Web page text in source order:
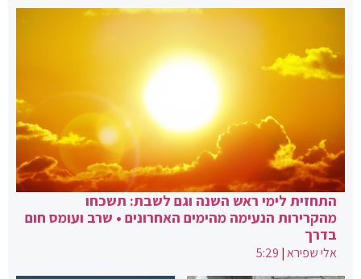
התחזית לימי ראש השנה וגם לשבת: תשכחו
מהקרירות הנעימה מהימים האחרונים • שרב ועומס חום
בדרך
אלי שפירא|
5:29